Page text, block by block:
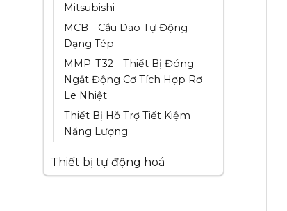
Mitsubishi
MCB - Cầu Dao Tự Động
Dạng Tép
MMP-T32 - Thiết Bị Đóng
Ngắt Động Cơ Tích Hợp Rơ-
Le Nhiệt
Thiết Bị Hỗ Trợ Tiết Kiệm
Năng Lượng
Thiết bị tự động hoá